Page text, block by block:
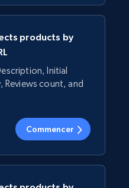
products by
Initial
Reviews count, and
Commencer